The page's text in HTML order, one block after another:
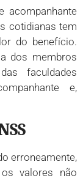
acompanhante
cotidianas tem
do benefício.
dos membros
faculdades
e,
erroneamente,
valores não